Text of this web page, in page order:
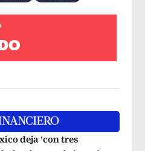
deja ‘con tres